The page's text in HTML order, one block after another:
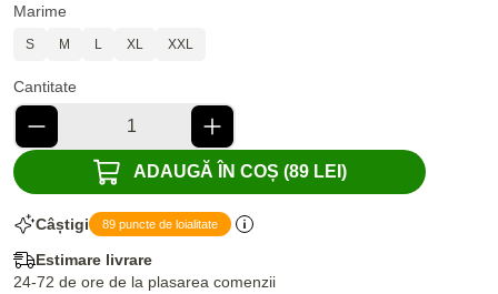
Marime
S M L XL XXL
Cantitate
ADAUGĂ ÎN COȘ (89 LEI)
Câștigi 89 puncte de loialitate
Estimare livrare
24-72 de ore de la plasarea comenzii